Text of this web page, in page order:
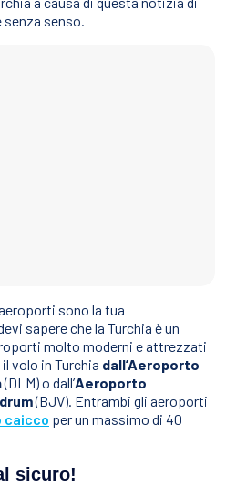
senso.
sono la tua
sapere che la Turchia è un
molto moderni e attrezzati
volo in Turchia dall’Aeroporto
(DLM) o dall’Aeroporto
(BJV). Entrambi gli aeroporti
caicco per un massimo di 40
sicuro!